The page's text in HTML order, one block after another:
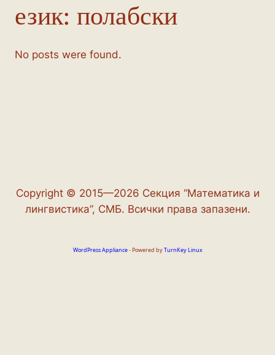
език: полабски
No posts were found.
Copyright © 2015—2026 Секция “Математика и
лингвистика”, СМБ. Всички права запазени.
WordPress Appliance- Powered byTurnKey Linux